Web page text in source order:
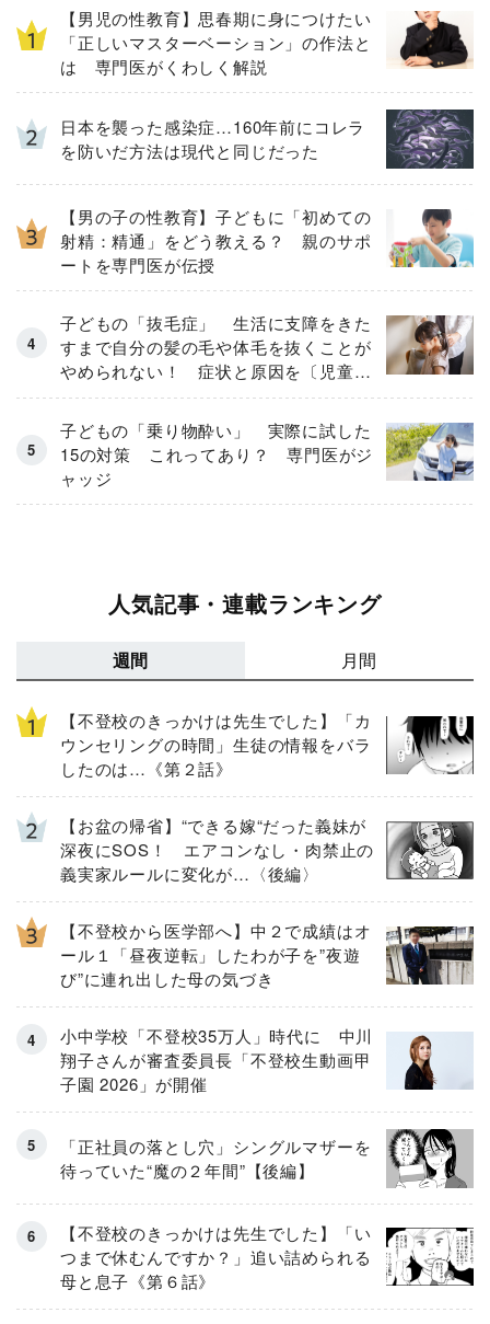
【男児の性教育】思春期に身につけたい
「正しいマスターベーション」の作法と
は 専門医がくわしく解説
日本を襲った感染症…160年前にコレラ
を防いだ方法は現代と同じだった
【男の子の性教育】子どもに「初めての
射精：精通」をどう教える？ 親のサポ
ートを専門医が伝授
子どもの「抜毛症」 生活に支障をきた
すまで自分の髪の毛や体毛を抜くことが
やめられない！ 症状と原因を〔児童精
神科医が解説〕
子どもの「乗り物酔い」 実際に試した
15の対策 これってあり？ 専門医がジ
ャッジ
人気記事・連載ランキング
週間 月間
【不登校のきっかけは先生でした】「カ
ウンセリングの時間」生徒の情報をバラ
したのは…《第２話》
【お盆の帰省】“できる嫁“だった義妹が
深夜にSOS！ エアコンなし・肉禁止の
義実家ルールに変化が…〈後編〉
【不登校から医学部へ】中２で成績はオ
ール１「昼夜逆転」したわが子を”夜遊
び”に連れ出した母の気づき
小中学校「不登校35万人」時代に 中川
翔子さんが審査委員長「不登校生動画甲
子園 2026」が開催
「正社員の落とし穴」シングルマザーを
待っていた“魔の２年間”【後編】
【不登校のきっかけは先生でした】「い
つまで休むんですか？」追い詰められる
母と息子《第６話》